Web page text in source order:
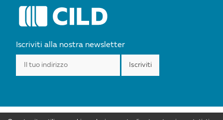
Iscriviti alla nostra newsletter